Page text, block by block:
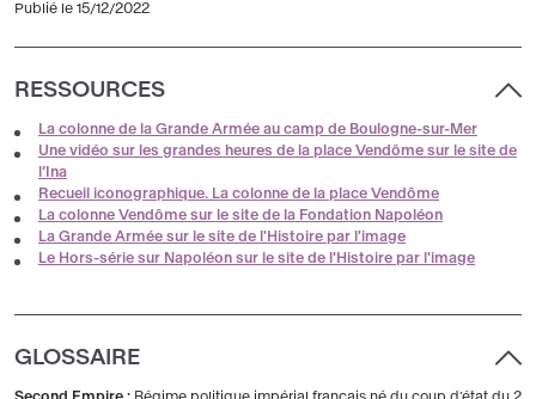
Publié le 15/12/2022
RESSOURCES
La colonne de la Grande Armée au camp de Boulogne-sur-Mer
Une vidéo sur les grandes heures de la place Vendôme sur le site de
l’Ina
Recueil iconographique. La colonne de la place Vendôme
La colonne Vendôme sur le site de la Fondation Napoléon
La Grande Armée sur le site de l'Histoire par l'image
Le Hors-série sur Napoléon sur le site de l'Histoire par l'image
GLOSSAIRE